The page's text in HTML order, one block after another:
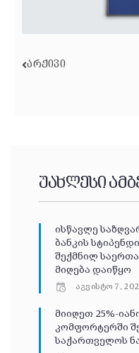
ᲐᲠᲥᲘᲕᲘ
უახლესი
ისწავლე
ბანკის
შექმნილ
მიღება დაიწყო
აგვისტო 7,
მიიღეთ 25%-
კომფორტერში
საქართველოს